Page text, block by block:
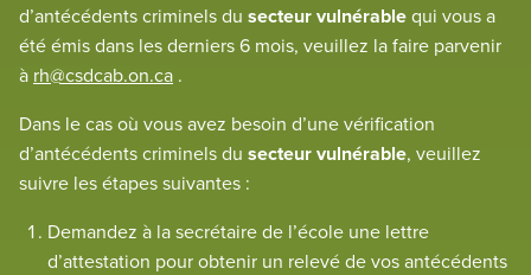
d’antécédents criminels du secteur vulnérablequi vous a
été émis dans les derniers 6 mois, veuillez la faire parvenir
à rh@csdcab.on.ca .
Dans le cas où vous avez besoin d’une vérification
d’antécédents criminels du secteur vulnérable, veuillez
suivre les étapes suivantes :
Demandez à la secrétaire de l’école une lettre
d’attestation pour obtenir un relevé de vos antécédents